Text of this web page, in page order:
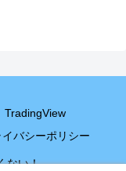
TradingView
イバシーポリシー
ない！.